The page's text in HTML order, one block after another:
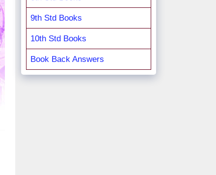
9th Std Books
10th Std Books
Book Back Answers